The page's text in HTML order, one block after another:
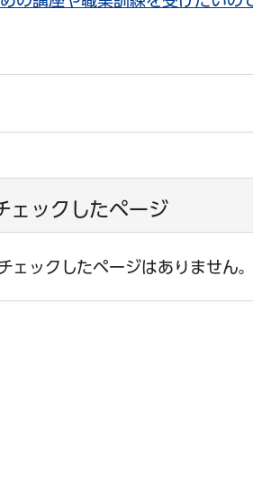
ェックしたページ
ェックしたページはありません。